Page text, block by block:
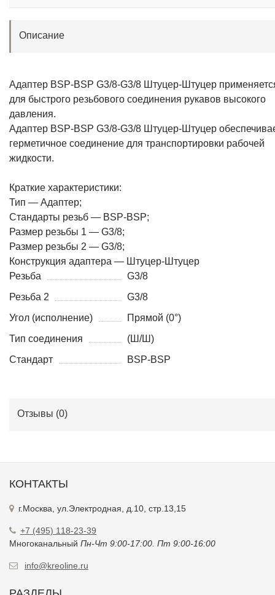
Описание
Адаптер BSP-BSP G3/8-G3/8 Штуцер-Штуцер
для быстрого резьбового соединения рукавов высокого
давления.
Адаптер BSP-BSP G3/8-G3/8 Штуцер-Штуцер
герметичное соединение для транспортировки рабочей
жидкости.
Краткие характеристики:
Тип — Адаптер;
Стандарты резьб — BSP-BSP;
Размер резьбы 1 — G3/8;
Размер резьбы 2 — G3/8;
Конструкция адаптера — Штуцер-Штуцер
Резьба
G3/8
Резьба 2
G3/8
Угол (исполнение)
Прямой (0°)
Тип соединения
(Ш/Ш)
Стандарт
BSP-BSP
Отзывы (0)
КОНТАКТЫ
г.Москва, ул.Электродная, д.10, стр.13,15
+7 (495) 118-23-39
Многоканальный Пн-Чт 9:00-17:00. Пт 9:00-16:00
info@kreoline.ru